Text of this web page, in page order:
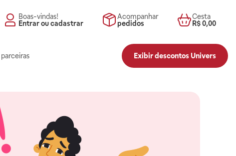
Boas-vindas!
Entrar ou cadastrar
Acompanhar
pedidos
Cesta
R$ 0,00
parceiras Exibir descontos Univers